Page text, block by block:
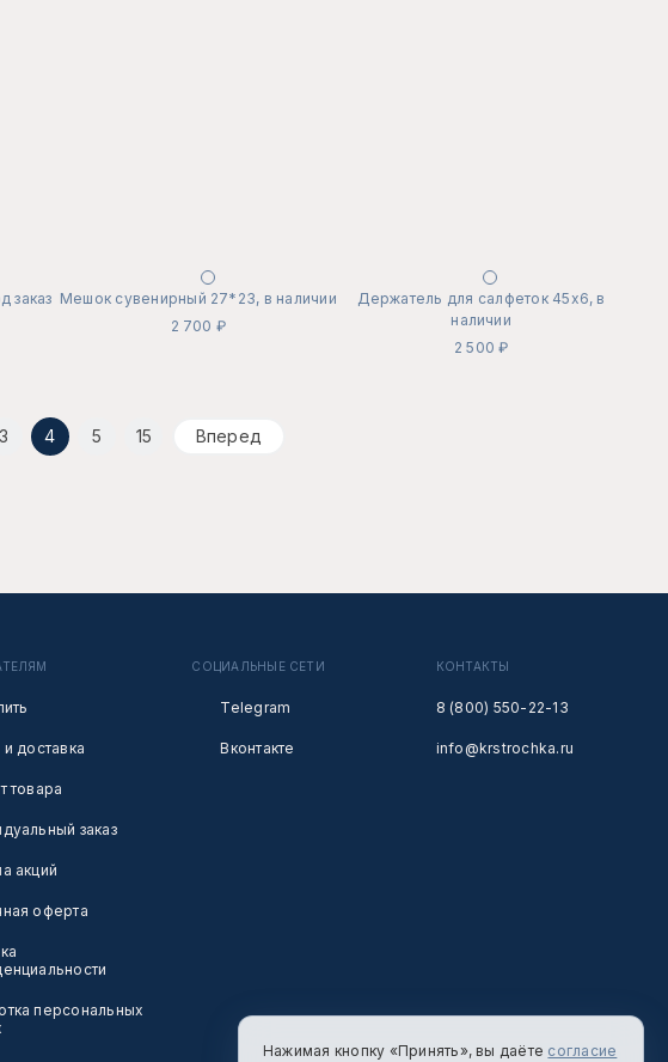
заказ Мешок сувенирный 27*23, в наличии
2 700 ₽
Держатель для салфеток 45х6, в
наличии
2 500 ₽
3 4 5 15 Вперед
доставка
товара
заказ
акций
оферта
персональных
СОЦИАЛЬНЫЕ СЕТИ
Telegram
Вконтакте
КОНТАКТЫ
8 (800) 550-22-13
info@krstrochka.ru
Нажимая кнопку «Принять», вы даёте согласие